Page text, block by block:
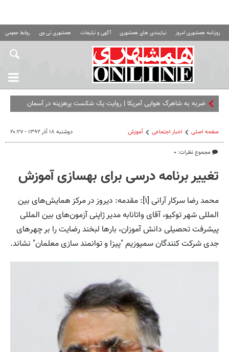
روزنامه همشهری امروز نیازمندی های همشهری آگهی و تبلیغات همشهری تی وی روابط عمومی
ضربه به شاهرگ هوایی آمریکا | روایت یک شکست پرهزینه در آسمان
صفحه اصلی اخبار اجتماعی آموزش
مجموع نظرات: ۰
دوشنبه ۱۸ آذر ۱۳۹۲ - ۲۰:۲۷
تغییر برنامه درسی برای بهسازی آموزش
محمد رضا سرکار آرانی [۱]: مقدمه: دیروز در مرکز همایش‌های بین
المللی شهر توکیو، آقای واتانابه مدیر ژاپنی آزمون‌های بین المللی
پیشرفت تحصیلی دانش آموزان، بارها لبخند رضایت را بر چهرهای
جدی شرکت کنندگان سمپوزیم "پیزا و توانمند سازی معلمان" نشاند.